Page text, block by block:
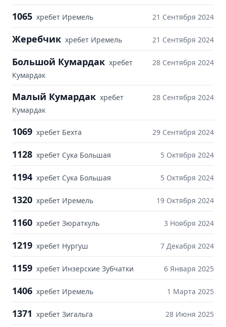
1065 хребет Иремель 21 Сентября 2024
Жеребчик хребет Иремель 21 Сентября 2024
Большой Кумардак хребет
Кумардак
28 Сентября 2024
Малый Кумардак хребет
Кумардак
28 Сентября 2024
1069 хребет Бехта 29 Сентября 2024
1128 хребет Сука Большая 5 Октября 2024
1194 хребет Сука Большая 5 Октября 2024
1320 хребет Иремель 19 Октября 2024
1160 хребет Зюраткуль 3 Ноября 2024
1219 хребет Нургуш 7 Декабря 2024
1159 хребет Инзерские Зубчатки 6 Января 2025
1406 хребет Иремель 1 Марта 2025
1371 хребет Зигальга 28 Июня 2025